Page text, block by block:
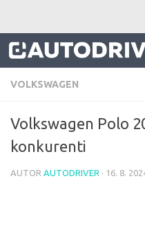
VOLKSWAGEN
Volkswagen Polo
konkurenti
AUTOR AUTODRIVER · 16. 8.